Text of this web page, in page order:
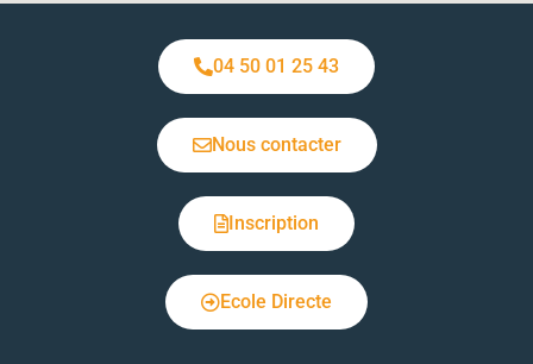
04 50 01 25 43
Nous contacter
Inscription
Ecole Directe